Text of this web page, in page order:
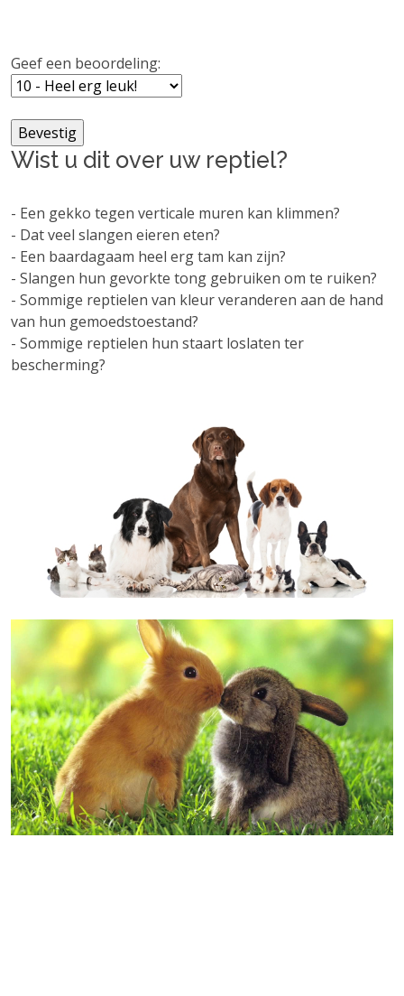
Geef een beoordeling:
Wist u dit over uw reptiel?
- Een gekko tegen verticale muren kan klimmen?
- Dat veel slangen eieren eten?
- Een baardagaam heel erg tam kan zijn?
- Slangen hun gevorkte tong gebruiken om te ruiken?
- Sommige reptielen van kleur veranderen aan de hand
van hun gemoedstoestand?
- Sommige reptielen hun staart loslaten ter
bescherming?